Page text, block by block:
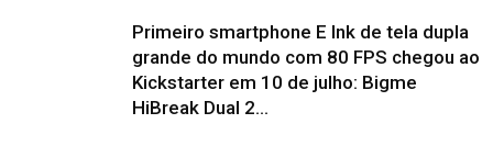
Primeiro smartphone E Ink de tela dupla
grande do mundo com 80 FPS chegou ao
Kickstarter em 10 de julho: Bigme
HiBreak Dual 2...